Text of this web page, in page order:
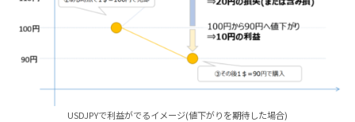
USDJPYで利益がでるイメージ(値下がりを期待した場合)